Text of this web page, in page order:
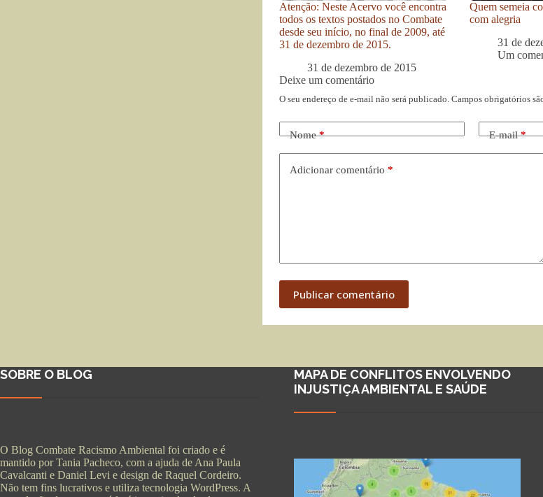
Atenção: Neste Acervo você encontra
todos os textos postados no Combate
desde seu início, no final de 2009, até
31 de dezembro de 2015.
31 de dezembro de 2015
Quem semeia
com alegria
31 de
Um
Deixe um comentário
O seu endereço de e-mail não será publicado. Campos obrigatórios
Nome* E-mail*
Adicionar comentário *
Publicar comentário
SOBRE O BLOG
O Blog Combate Racismo Ambiental foi criado e é
mantido por Tania Pacheco, com a ajuda de Ana Paula
Cavalcanti e Daniel Levi e design de Raquel Cordeiro.
Não tem fins lucrativos e utiliza tecnologia WordPress. A
MAPA DE CONFLITOS ENVOLVENDO
INJUSTIÇA AMBIENTAL E SAÚDE